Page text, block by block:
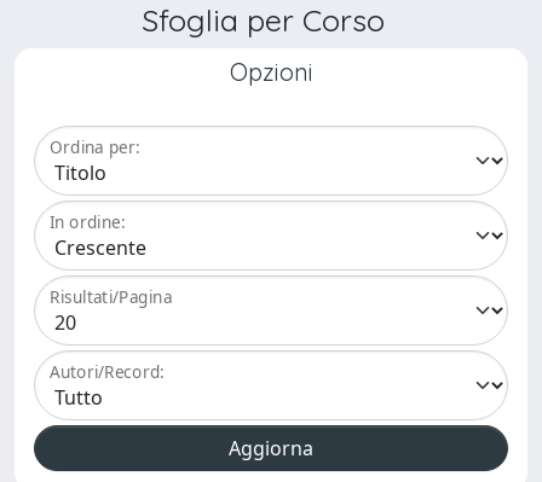
Sfoglia per Corso
Opzioni
Ordina per:
In ordine:
Risultati/Pagina
Autori/Record: